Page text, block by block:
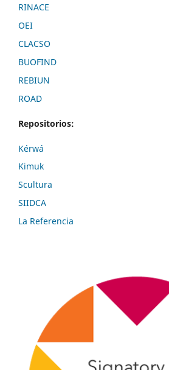
RINACE
OEI
CLACSO
BUOFIND
REBIUN
ROAD
Repositorios:
Kérwá
Kimuk
Scultura
SIIDCA
La Referencia